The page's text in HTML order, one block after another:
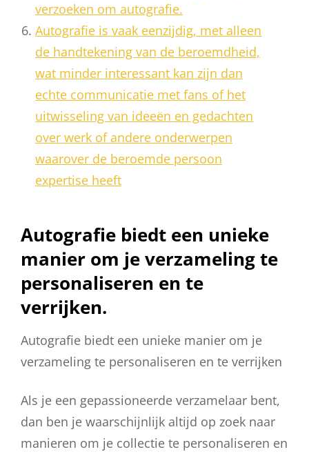
verzoeken om autografie.
Autografie is vaak eenzijdig, met alleen
de handtekening van de beroemdheid,
wat minder interessant kan zijn dan
echte communicatie met fans of het
uitwisseling van ideeën en gedachten
over werk of andere onderwerpen
waarover de beroemde persoon
expertise heeft
Autografie biedt een unieke
manier om je verzameling te
personaliseren en te
verrijken.
Autografie biedt een unieke manier om je
verzameling te personaliseren en te verrijken
Als je een gepassioneerde verzamelaar bent,
dan ben je waarschijnlijk altijd op zoek naar
manieren om je collectie te personaliseren en